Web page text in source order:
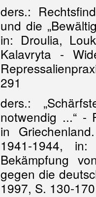
ders.:
und die
in: Droulia,
Kalavryta -
291
ders.:
notwendig ...“ -
in
1941-1944,
Bekämpfung
gegen die
1997, S. 130-170